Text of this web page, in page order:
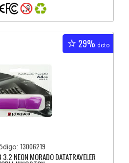
29% dcto
13006219
NEON MORADO DATATRAVELER